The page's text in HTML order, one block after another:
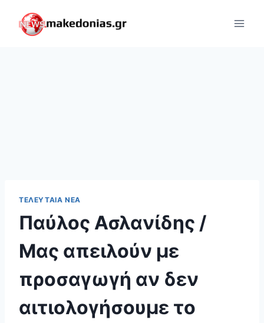
content
ΤΕΛΕΥΤΑΊΑ ΝΈΑ
Παύλος Ασλανίδης /
Μας απειλούν με
προσαγωγή αν δεν
αιτιολογήσουμε το